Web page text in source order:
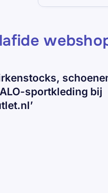
sportkleding bij